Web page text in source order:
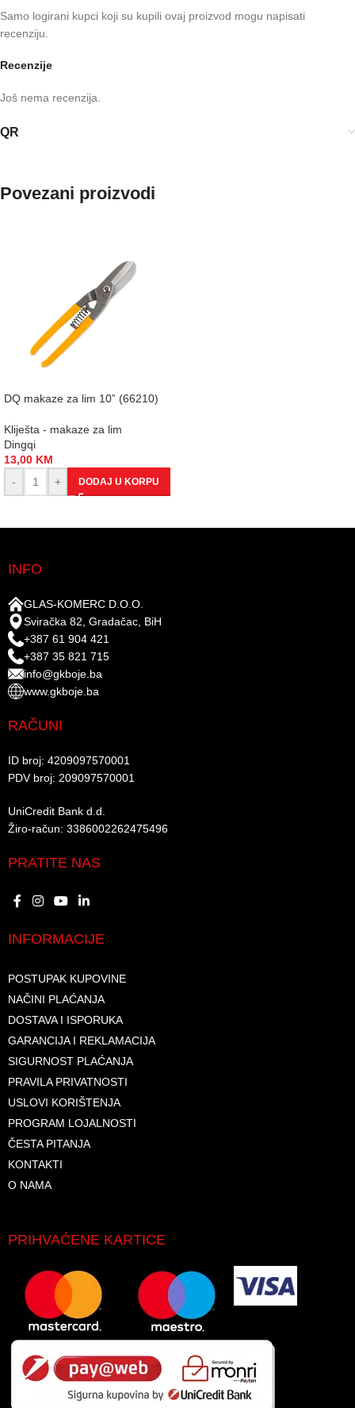
Recenzije
Još nema recenzija.
Samo logirani kupci koji su kupili ovaj proizvod mogu napisati
recenziju.
QR
Povezani proizvodi
DQ makaze za lim 10” (66210)
Kliješta - makaze za lim
Dingqi
13,00 KM
-
+ DODAJ U KORPU
INFO
GLAS-KOMERC D.O.O.
Sviračka 82, Gradačac, BiH
+387 61 904 421
+387 35 821 715
info@gkboje.ba
www.gkboje.ba
RAČUNI
ID broj: 4209097570001​
PDV broj: 209097570001 ​
UniCredit Bank d.d.​
Žiro-račun: 3386002262475496​​
PRATITE NAS
INFORMACIJE
POSTUPAK KUPOVINE
NAČINI PLAĆANJA
DOSTAVA I ISPORUKA
GARANCIJA I REKLAMACIJA
SIGURNOST PLAĆANJA
PRAVILA PRIVATNOSTI
USLOVI KORIŠTENJA
PROGRAM LOJALNOSTI
ČESTA PITANJA
KONTAKTI
O NAMA
PRIHVAĆENE KARTICE